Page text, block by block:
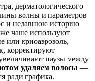
дерматологического
волны и параметров
и недавнюю историю
чаще используют
или криоаэрозоль,
корректируют
паузы между
удаляем волосы —
ради графика.